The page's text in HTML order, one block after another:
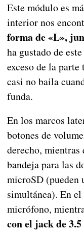
Este módulo es
interior nos
forma de «L»,
ha gustado de
exceso de la
casi no baila
funda.
En los marcos
botones de
derecho,
bandeja para las
microSD (pueden
simultánea). En
micrófono,
con el jack de